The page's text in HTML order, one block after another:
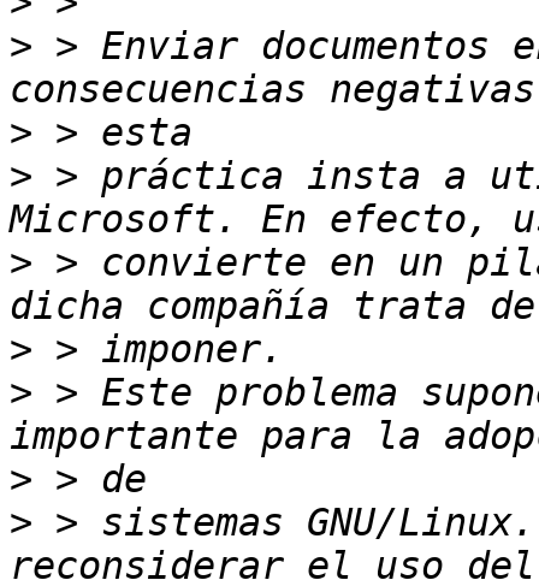
> > Enviar documentos
>
> > práctica insta a
> > convierte en un
>
> > Este problema
>
> > sistemas GNU/